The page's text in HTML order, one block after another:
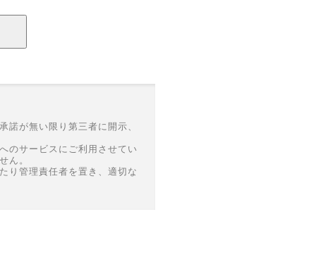
諾が無い限り第三者に開示、
のサービスにご利用させてい
ん。
り管理責任者を置き、適切な